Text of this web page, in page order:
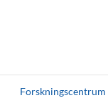
Forskningscentrum